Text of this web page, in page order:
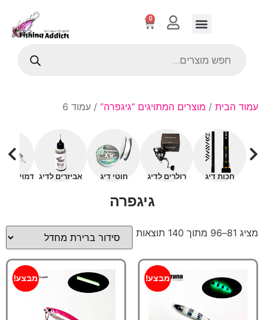
0
עמוד הבית / מוצרים המתויגים “גיגפרה” / עמוד 6
חכות דיג רולרים לדיג חוטי דיג אביזרים לדיג דמויים
גיגפרה
מציג 81–96 מתוך 140 תוצאות
מבצע! מבצע!